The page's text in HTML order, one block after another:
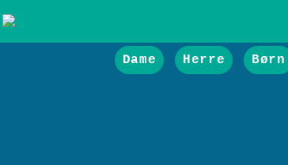
Dame Herre Børn